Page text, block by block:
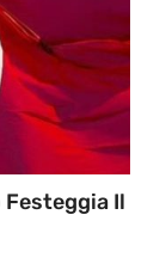
Festeggia Il